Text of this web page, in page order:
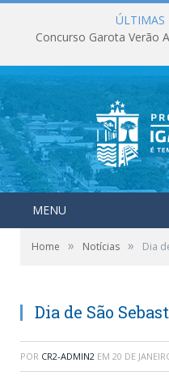
ÚLTIMAS
Concurso Garota Verão
MENU
Home » Notícias » Dia
Dia de São
POR CR2-ADMIN2 EM 20 DE